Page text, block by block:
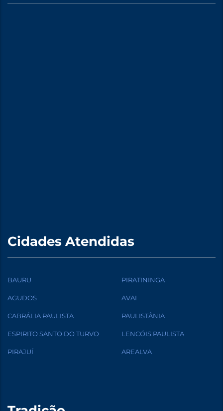
Cidades Atendidas
BAURU PIRATININGA
AGUDOS AVAI
CABRÁLIA PAULISTA PAULISTÂNIA
ESPIRITO SANTO DO TURVO LENCÓIS PAULISTA
PIRAJUÍ AREALVA